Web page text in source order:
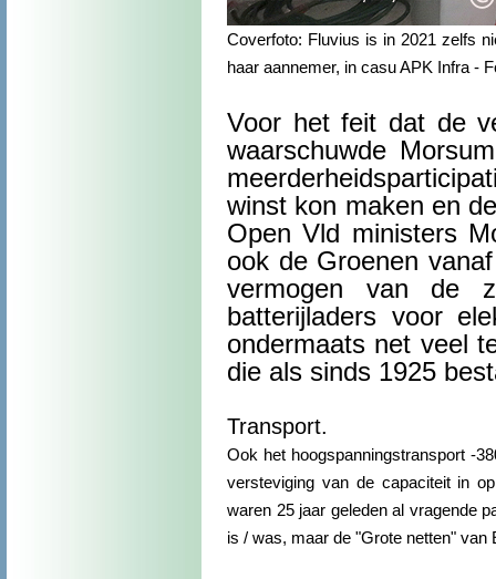
Coverfoto: Fluvius is in 2021 zelfs
haar aannemer, in casu APK Infra -
Voor het feit dat de
waarschuwde
winst kon maken en
Open Vld ministers
ook de Groenen
vermogen van de
batterijladers voor
ondermaats net veel
die als sinds 1925
Transport.
Ook het hoogspanningstransport -
versteviging van de capaciteit in
waren 25 jaar geleden al vragende
is / was, maar de "Grote netten" van